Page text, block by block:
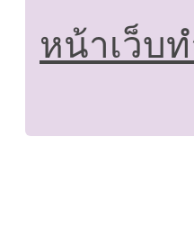
หน้าเว็บ